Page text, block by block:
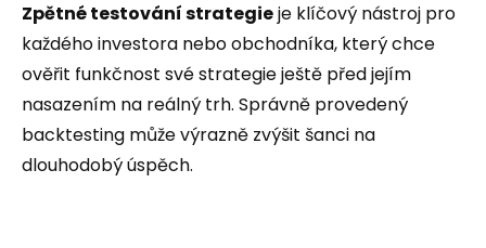
Zpětné testování strategieje klíčový nástroj pro
každého investora nebo obchodníka, který chce
ověřit funkčnost své strategie ještě před jejím
nasazením na reálný trh. Správně provedený
backtesting může výrazně zvýšit šanci na
dlouhodobý úspěch.